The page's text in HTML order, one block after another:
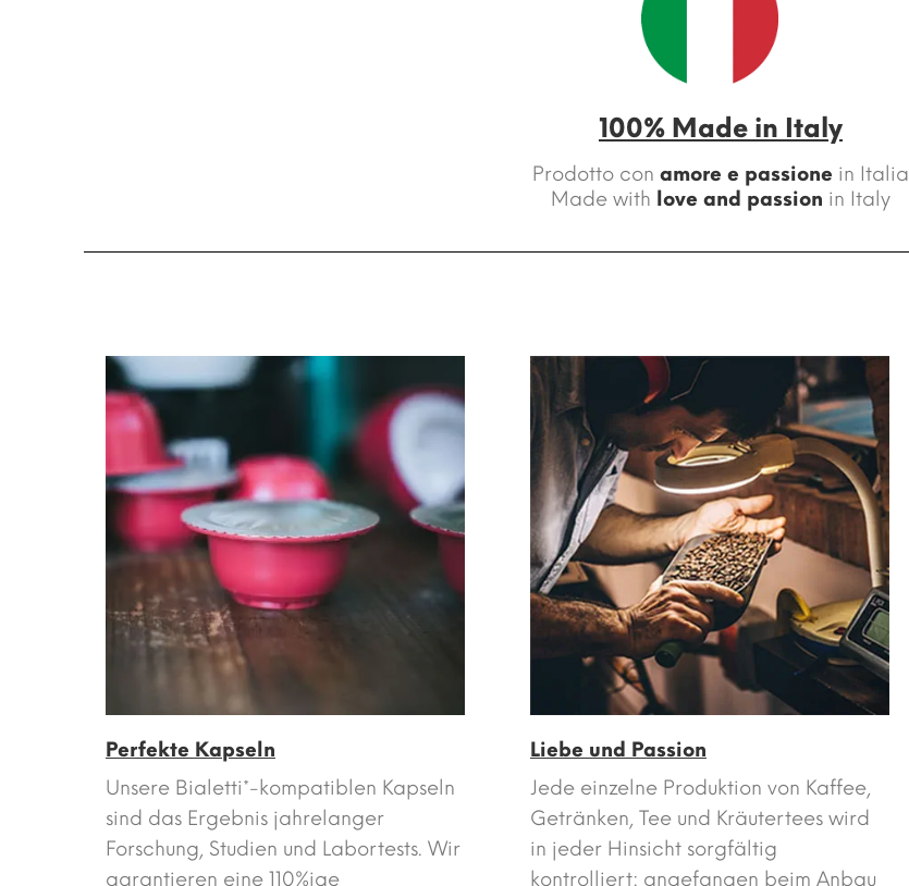
100% Made in Italy
Prodotto con amore e passione in Italia
Made with love and passion in Italy
Perfekte Kapseln
Unsere Bialetti*-kompatiblen Kapseln
sind das Ergebnis jahrelanger
Forschung, Studien und Labortests. Wir
garantieren eine 110%ige
Liebe und Passion
Jede einzelne Produktion von Kaffee,
Getränken, Tee und Kräutertees wird
in jeder Hinsicht sorgfältig
kontrolliert: angefangen beim Anbau